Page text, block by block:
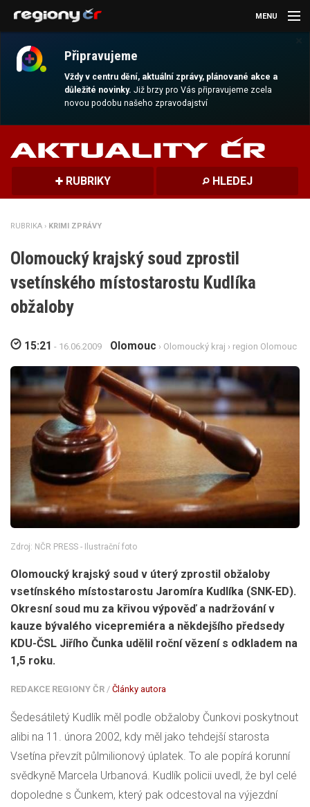
Připravujeme
Vždy v centru dění, aktuální zprávy, plánované akce a
důležité novinky.Již brzy pro Vás připravujeme zcela
novou podobu našeho zpravodajství
MENU
AKTUALITY
MAGAZÍN
DALŠÍ
REGION
RUBRIKY HLEDEJ
RUBRIKA › KRIMI ZPRÁVY
Olomoucký krajský soud zprostil
vsetínského místostarostu Kudlíka
obžaloby
15:21 - 16.06.2009 Olomouc › Olomoucký kraj › region Olomouc
Zdroj: NČR PRESS - Ilustrační foto
Olomoucký krajský soud v úterý zprostil obžaloby
vsetínského místostarostu Jaromíra Kudlíka (SNK-ED).
Okresní soud mu za křivou výpověď a nadržování v
kauze bývalého vicepremiéra a někdejšího předsedy
KDU-ČSL Jiřího Čunka udělil roční vězení s odkladem na
1,5 roku.
REDAKCE REGIONY ČR / Články autora
Šedesátiletý Kudlík měl podle obžaloby Čunkovi poskytnout
alibi na 11. února 2002, kdy měl jako tehdejší starosta
Vsetína převzít půlmilionový úplatek. To ale popírá korunní
svědkyně Marcela Urbanová. Kudlík policii uvedl, že byl celé
dopoledne s Čunkem, který pak odcestoval na výjezdní